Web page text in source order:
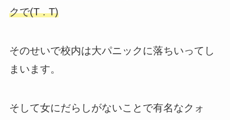
クで(T . T)
そのせいで校内は大パニックに落ちいってし
まいます。
そして女にだらしがないことで有名なクォ